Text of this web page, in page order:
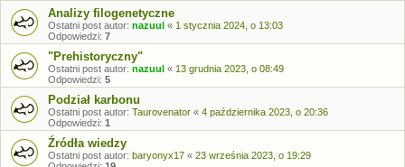
Analizy filogenetyczne
Ostatni post autor: nazuul « 1 stycznia 2024, o 13:03
Odpowiedzi: 7
"Prehistoryczny"
Ostatni post autor: nazuul « 13 grudnia 2023, o 08:49
Odpowiedzi: 5
Podział karbonu
Ostatni post autor: Taurovenator « 4 października 2023, o 20:36
Odpowiedzi: 1
Źródła wiedzy
Ostatni post autor: baryonyx17 « 23 września 2023, o 19:29